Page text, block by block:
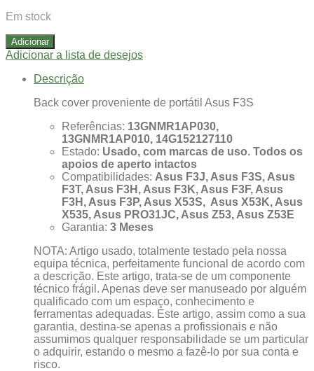
Em stock
Adicionar
Adicionar a lista de desejos
Descrição
Back cover proveniente de portátil Asus F3S
Referências: 13GNMR1AP030,
13GNMR1AP010, 14G152127110
Estado: Usado, com marcas de uso. Todos os
apoios de aperto intactos
Compatibilidades: Asus F3J, Asus F3S, Asus
F3T, Asus F3H, Asus F3K, Asus F3F, Asus
F3H, Asus F3P, Asus X53S, Asus X53K, Asus
X535, Asus PRO31JC, Asus Z53, Asus Z53E
Garantia: 3 Meses
NOTA: Artigo usado, totalmente testado pela nossa
equipa técnica, perfeitamente funcional de acordo com
a descrição. Este artigo, trata-se de um componente
técnico frágil. Apenas deve ser manuseado por alguém
qualificado com um espaço, conhecimento e
ferramentas adequadas. Este artigo, assim como a sua
garantia, destina-se apenas a profissionais e não
assumimos qualquer responsabilidade se um particular
o adquirir, estando o mesmo a fazê-lo por sua conta e
risco.